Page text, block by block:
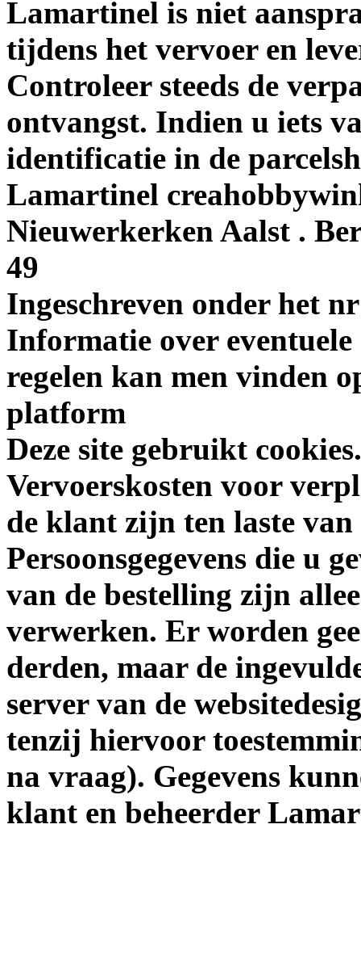
Lamartinel is niet
tijdens het vervoer en
Controleer steeds de
ontvangst. Indien u iets
identificatie in de
Lamartinel
Nieuwerkerken Aalst .
49
Ingeschreven onder het
Informatie over
regelen kan men vinden
platform
Deze site gebruikt cookies.
Vervoerskosten voor
de klant zijn ten laste
Persoonsgegevens die u
van de bestelling zijn
verwerken. Er worden
derden, maar de
server van de
tenzij hiervoor
na vraag). Gegevens
klant en beheerder